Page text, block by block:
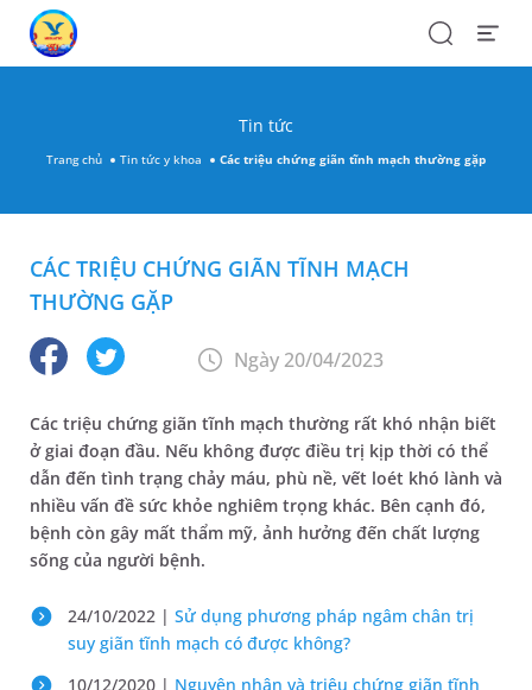
SearchOpen
Tin tức
Trang chủ Tin tức y khoa Các triệu chứng giãn tĩnh mạch thường gặp
CÁC TRIỆU CHỨNG GIÃN TĨNH MẠCH
THƯỜNG GẶP
Ngày 20/04/2023
Các triệu chứng giãn tĩnh mạch thường rất khó nhận biết
ở giai đoạn đầu. Nếu không được điều trị kịp thời có thể
dẫn đến tình trạng chảy máu, phù nề, vết loét khó lành và
nhiều vấn đề sức khỏe nghiêm trọng khác. Bên cạnh đó,
bệnh còn gây mất thẩm mỹ, ảnh hưởng đến chất lượng
sống của người bệnh.
24/10/2022 | Sử dụng phương pháp ngâm chân trị
suy giãn tĩnh mạch có được không?
10/12/2020 | Nguyên nhân và triệu chứng giãn tĩnh